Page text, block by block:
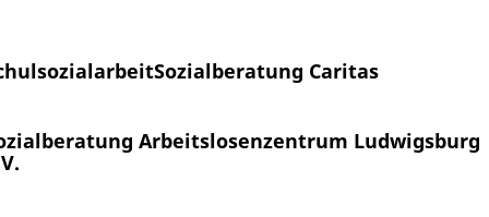
Sozialberatung Caritas
Arbeitslosenzentrum Ludwigsburg